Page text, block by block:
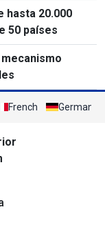
hasta 20.000
50 países
French German